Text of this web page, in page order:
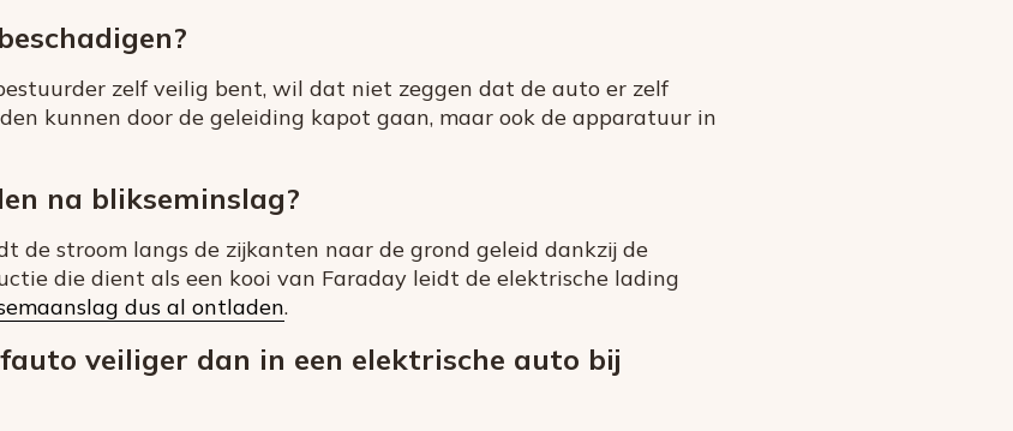
zelf veilig bent, wil dat niet zeggen dat de auto er zelf
kunnen door de geleiding kapot gaan, maar ook de apparatuur in
na blikseminslag?
de stroom langs de zijkanten naar de grond geleid dankzij de
die dient als een kooi van Faraday leidt de elektrische lading
dus al ontladen.
veiliger dan in een elektrische auto bij